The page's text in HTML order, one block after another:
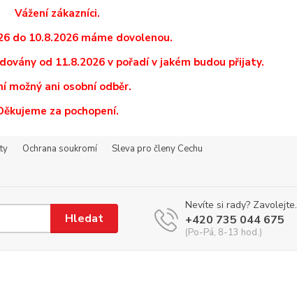
Vážení zákazníci.
do 10.8.2026 máme dovolenou.
od 11.8.2026 v pořadí v jakém budou přijaty.
možný ani osobní odběr.
za pochopení.
Ochrana soukromí
Sleva pro členy Cechu
Hledat
Nevíte si rady? Zavolejte.
+420 735 044 675
(Po-Pá, 8-13 hod.)